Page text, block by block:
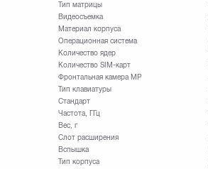
Тип матрицы
Видеосъемка
Материал корпуса
Операционная система
Количество ядер
Количество SIM-карт
Фронтальная камера МР
Тип клавиатуры
Стандарт
Частота, ГГц
Вес, г
Слот расширения
Вспышка
Тип корпуса